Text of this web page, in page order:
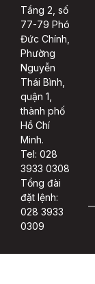
Tầng 2, số
77-79 Phó
Đức Chính,
Phường
Nguyễn
Thái Bình,
quận 1,
thành phố
Hồ Chí
Minh.
Tel: 028
3933 0308
Tổng đài
đặt lệnh:
028 3933
0309